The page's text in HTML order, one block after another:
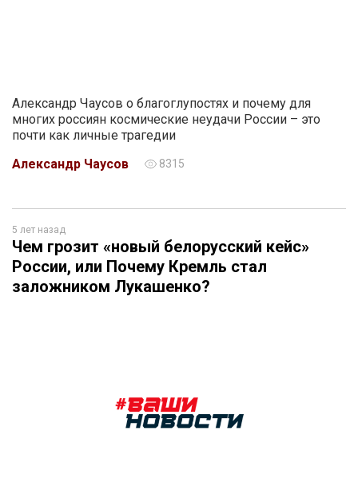
Александр Чаусов о благоглупостях и почему для
многих россиян космические неудачи России – это
почти как личные трагедии
Александр Чаусов
8315
5 лет назад
Чем грозит «новый белорусский кейс»
России, или Почему Кремль стал
заложником Лукашенко?